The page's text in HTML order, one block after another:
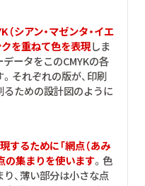
シアン・マゼンタ・イエ
クを重ねて色を表現しま
データをこのCMYKの各
。それぞれの版が、印刷
ための設計図のように
するために「網点（あみ
の集まりを使います。色
、薄い部分は小さな点